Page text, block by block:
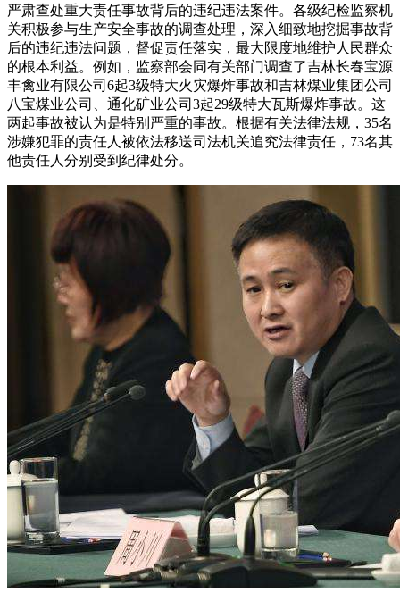
严肃查处重大责任事故背后的违纪违法案件。各级纪检监察机
关积极参与生产安全事故的调查处理，深入细致地挖掘事故背
后的违纪违法问题，督促责任落实，最大限度地维护人民群众
的根本利益。例如，监察部会同有关部门调查了吉林长春宝源
丰禽业有限公司6起3级特大火灾爆炸事故和吉林煤业集团公司
八宝煤业公司、通化矿业公司3起29级特大瓦斯爆炸事故。这
两起事故被认为是特别严重的事故。根据有关法律法规，35名
涉嫌犯罪的责任人被依法移送司法机关追究法律责任，73名其
他责任人分别受到纪律处分。